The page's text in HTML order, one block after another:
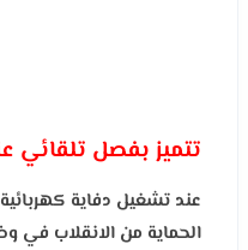
تتميز بفصل تلقائي
عند تشغيل دفاية
الحماية من الانقلاب